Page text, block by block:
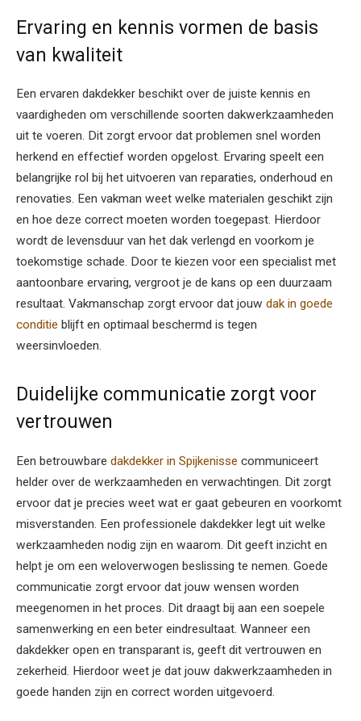
Ervaring en kennis vormen de basis
van kwaliteit
Een ervaren dakdekker beschikt over de juiste kennis en
vaardigheden om verschillende soorten dakwerkzaamheden
uit te voeren. Dit zorgt ervoor dat problemen snel worden
herkend en effectief worden opgelost. Ervaring speelt een
belangrijke rol bij het uitvoeren van reparaties, onderhoud en
renovaties. Een vakman weet welke materialen geschikt zijn
en hoe deze correct moeten worden toegepast. Hierdoor
wordt de levensduur van het dak verlengd en voorkom je
toekomstige schade. Door te kiezen voor een specialist met
aantoonbare ervaring, vergroot je de kans op een duurzaam
resultaat. Vakmanschap zorgt ervoor dat jouw dak in goede
conditie blijft en optimaal beschermd is tegen
weersinvloeden.
Duidelijke communicatie zorgt voor
vertrouwen
Een betrouwbare dakdekker in Spijkenisse communiceert
helder over de werkzaamheden en verwachtingen. Dit zorgt
ervoor dat je precies weet wat er gaat gebeuren en voorkomt
misverstanden. Een professionele dakdekker legt uit welke
werkzaamheden nodig zijn en waarom. Dit geeft inzicht en
helpt je om een weloverwogen beslissing te nemen. Goede
communicatie zorgt ervoor dat jouw wensen worden
meegenomen in het proces. Dit draagt bij aan een soepele
samenwerking en een beter eindresultaat. Wanneer een
dakdekker open en transparant is, geeft dit vertrouwen en
zekerheid. Hierdoor weet je dat jouw dakwerkzaamheden in
goede handen zijn en correct worden uitgevoerd.